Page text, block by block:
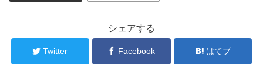
シェアする
Twitter Facebook はてブ